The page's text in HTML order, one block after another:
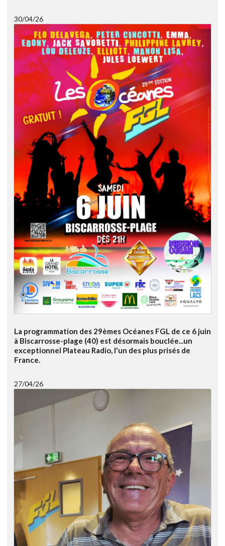
30/04/26
La programmation des 29èmes Océanes FGL de ce 6 juin
à Biscarrosse-plage (40) est désormais bouclée...un
exceptionnel Plateau Radio, l'un des plus prisés de
France.
27/04/26